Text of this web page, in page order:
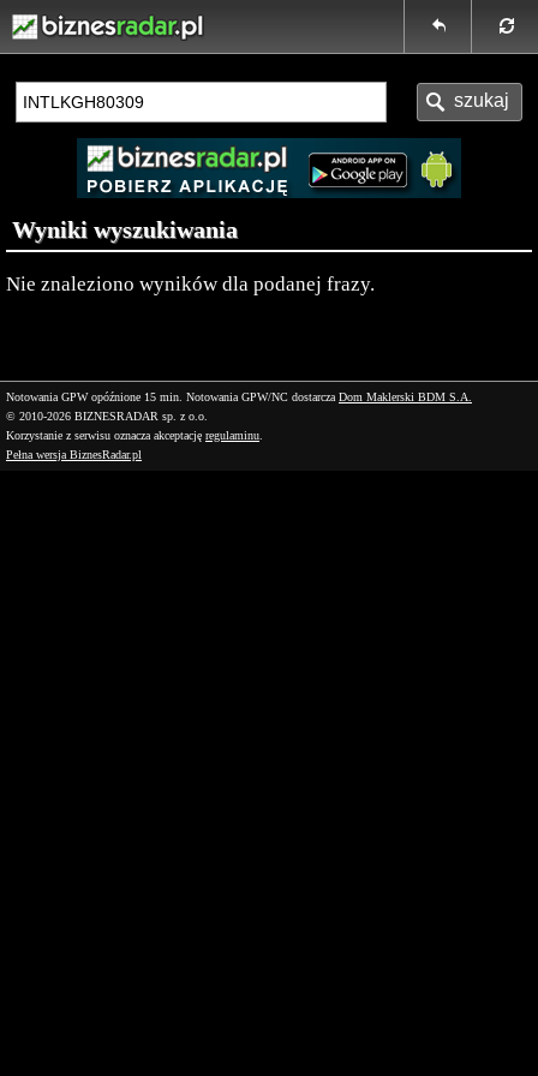
Wyniki wyszukiwania
Nie znaleziono wyników dla podanej frazy.
Notowania GPW opóźnione 15 min. Notowania GPW/NC dostarcza Dom Maklerski BDM S.A.
© 2010-2026 BIZNESRADAR sp. z o.o.
Korzystanie z serwisu oznacza akceptację regulaminu
Pełna wersja BiznesRadar.pl